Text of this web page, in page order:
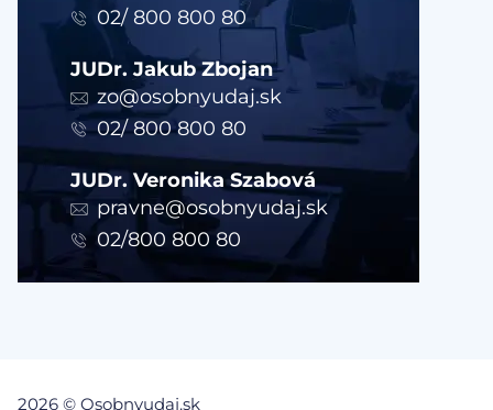
02/ 800 800 80
JUDr. Jakub Zbojan
zo@osobnyudaj.sk
02/ 800 800 80
JUDr. Veronika Szabová
pravne@osobnyudaj.sk
02/800 800 80
2026 © Osobnyudaj.sk